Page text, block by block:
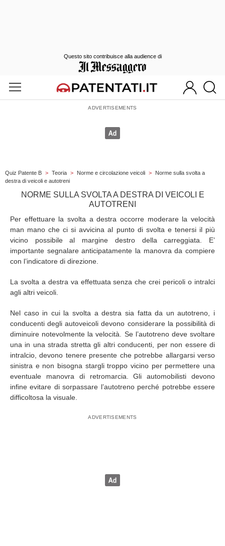
Quiz Patente B > Teoria > Norme e circolazione veicoli >
Norme sulla svolta a
destra di veicoli e autotreni
NORME SULLA SVOLTA A DESTRA DI VEICOLI E
AUTOTRENI
Per effettuare la svolta a destra occorre moderare la velocità
man mano che ci si avvicina al punto di svolta e tenersi il più
vicino possibile al margine destro della carreggiata. E’
importante segnalare anticipatamente la manovra da compiere
con l’indicatore di direzione.
La svolta a destra va effettuata senza che crei pericoli o intralci
agli altri veicoli.
Nel caso in cui la svolta a destra sia fatta da un autotreno, i
conducenti degli autoveicoli devono considerare la possibilità di
diminuire notevolmente la velocità. Se l’autotreno deve svoltare
una in una strada stretta gli altri conducenti, per non essere di
intralcio, devono tenere presente che potrebbe allargarsi verso
sinistra e non bisogna stargli troppo vicino per permettere una
eventuale manovra di retromarcia. Gli automobilisti devono
infine evitare di sorpassare l’autotreno perché potrebbe essere
difficoltosa la visuale.
Questo sito contribuisce alla audience di